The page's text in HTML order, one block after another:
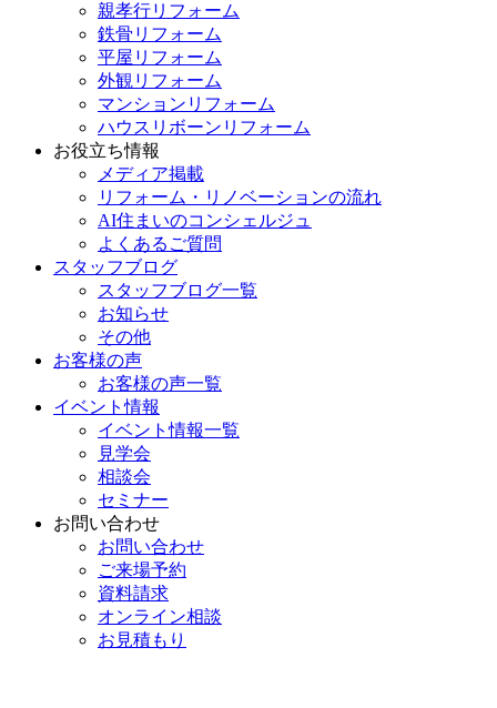
親孝行リフォーム
鉄骨リフォーム
平屋リフォーム
外観リフォーム
マンションリフォーム
ハウスリボーンリフォーム
お役立ち情報
メディア掲載
リフォーム・リノベーションの流れ
AI住まいのコンシェルジュ
よくあるご質問
スタッフブログ
スタッフブログ一覧
お知らせ
その他
お客様の声
お客様の声一覧
イベント情報
イベント情報一覧
見学会
相談会
セミナー
お問い合わせ
お問い合わせ
ご来場予約
資料請求
オンライン相談
お見積もり